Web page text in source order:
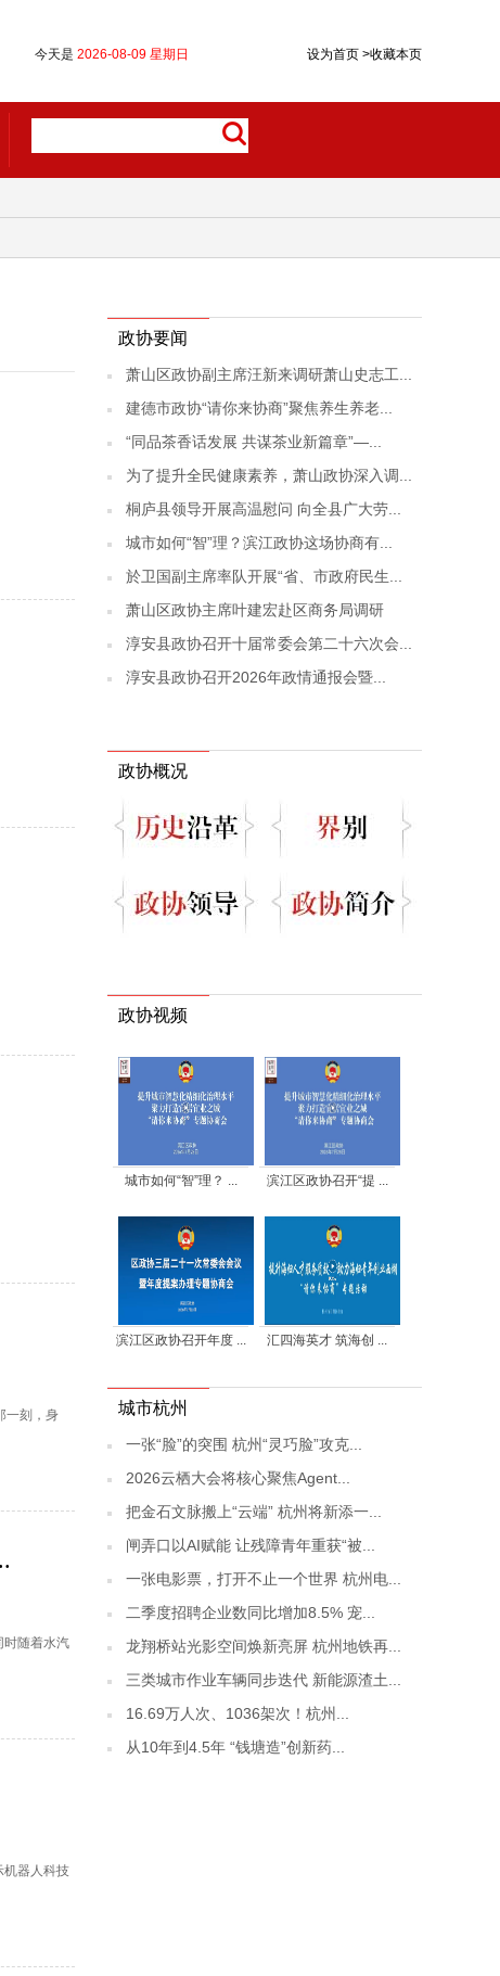
设为首页 >收藏本页
今天是 2026-08-09 星期日
一刻，身
时随着水汽
机器人科技
政协要闻
萧山区政协副主席汪新来调研萧山史志工...
建德市政协“请你来协商”聚焦养生养老...
“同品茶香话发展 共谋茶业新篇章”—...
为了提升全民健康素养，萧山政协深入调...
桐庐县领导开展高温慰问 向全县广大劳...
城市如何“智”理？滨江政协这场协商有...
於卫国副主席率队开展“省、市政府民生...
萧山区政协主席叶建宏赴区商务局调研
淳安县政协召开十届常委会第二十六次会...
淳安县政协召开2026年政情通报会暨...
政协概况
政协视频
城市如何“智”理？ ... 滨江区政协召开“提 ...
滨江区政协召开年度 ... 汇四海英才 筑海创 ...
城市杭州
一张“脸”的突围 杭州“灵巧脸”攻克...
2026云栖大会将核心聚焦Agent...
把金石文脉搬上“云端” 杭州将新添一...
闸弄口以AI赋能 让残障青年重获“被...
一张电影票，打开不止一个世界 杭州电...
二季度招聘企业数同比增加8.5% 宠...
龙翔桥站光影空间焕新亮屏 杭州地铁再...
三类城市作业车辆同步迭代 新能源渣土...
16.69万人次、1036架次！杭州...
从10年到4.5年 “钱塘造”创新药...